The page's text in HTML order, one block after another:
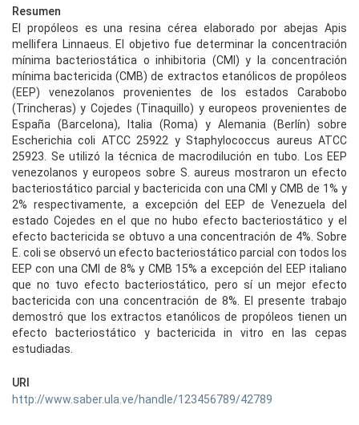
Resumen
El propóleos es una resina cérea elaborado por abejas Apis
mellifera Linnaeus. El objetivo fue determinar la concentración
mínima bacteriostática o inhibitoria (CMI) y la concentración
mínima bactericida (CMB) de extractos etanólicos de propóleos
(EEP) venezolanos provenientes de los estados Carabobo
(Trincheras) y Cojedes (Tinaquillo) y europeos provenientes de
España (Barcelona), Italia (Roma) y Alemania (Berlín) sobre
Escherichia coli ATCC 25922 y Staphylococcus aureus ATCC
25923. Se utilizó la técnica de macrodilución en tubo. Los EEP
venezolanos y europeos sobre S. aureus mostraron un efecto
bacteriostático parcial y bactericida con una CMI y CMB de 1% y
2% respectivamente, a excepción del EEP de Venezuela del
estado Cojedes en el que no hubo efecto bacteriostático y el
efecto bactericida se obtuvo a una concentración de 4%. Sobre
E. coli se observó un efecto bacteriostático parcial con todos los
EEP con una CMI de 8% y CMB 15% a excepción del EEP italiano
que no tuvo efecto bacteriostático, pero sí un mejor efecto
bactericida con una concentración de 8%. El presente trabajo
demostró que los extractos etanólicos de propóleos tienen un
efecto bacteriostático y bactericida in vitro en las cepas
estudiadas.
URI
http://www.saber.ula.ve/handle/123456789/42789